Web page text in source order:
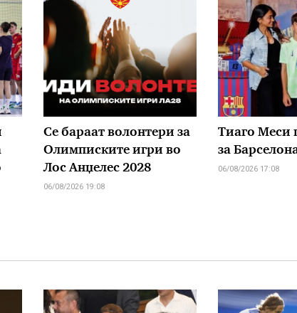
Се бараат волонтери за
Олимписките игри во
Лос Анџелес 2028
06/08/2026 19:08
Тиаго Меси
за
06/08/2026 17:08